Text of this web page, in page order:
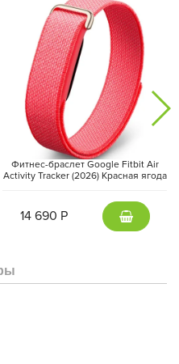
Фитнес-браслет Google Fitbit Air
Activity Tracker (2026) Красная ягода
14 690 Р